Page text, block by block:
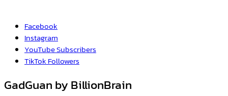
Facebook
Instagram
YouTubeSubscribers
TikTok Followers
GadGuan by BillionBrain